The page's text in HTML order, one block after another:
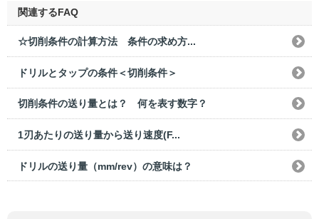
関連するFAQ
☆切削条件の計算方法 条件の求め方...
ドリルとタップの条件＜切削条件＞
切削条件の送り量とは？ 何を表す数字？
1刃あたりの送り量から送り速度(F...
ドリルの送り量（mm/rev）の意味は？